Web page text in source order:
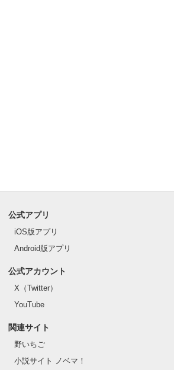
公式アプリ
iOS版アプリ
Android版アプリ
公式アカウント
X（Twitter）
YouTube
関連サイト
野いちご
小説サイト ノベマ！